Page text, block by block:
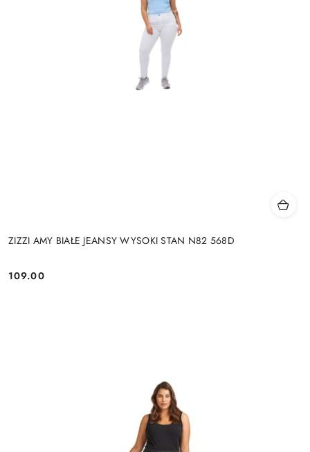
ZIZZI AMY BIAŁE JEANSY WYSOKI STAN N82 568D
Cena:
109.00